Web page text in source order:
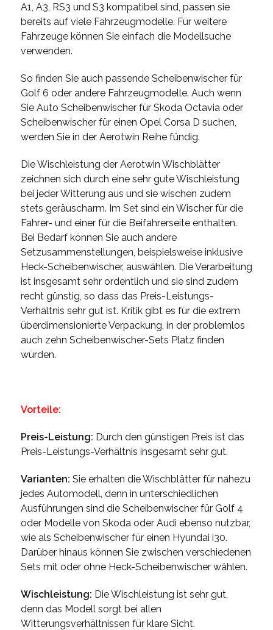
A1, A3, RS3 und S3 kompatibel sind, passen sie
bereits auf viele Fahrzeugmodelle. Für weitere
Fahrzeuge können Sie einfach die Modellsuche
verwenden.
So finden Sie auch passende Scheibenwischer für
Golf 6 oder andere Fahrzeugmodelle. Auch wenn
Sie Auto Scheibenwischer für Skoda Octavia oder
Scheibenwischer für einen Opel Corsa D suchen,
werden Sie in der Aerotwin Reihe fündig.
Die Wischleistung der Aerotwin Wischblätter
zeichnen sich durch eine sehr gute Wischleistung
bei jeder Witterung aus und sie wischen zudem
stets geräuscharm. Im Set sind ein Wischer für die
Fahrer- und einer für die Beifahrerseite enthalten.
Bei Bedarf können Sie auch andere
Setzusammenstellungen, beispielsweise inklusive
Heck-Scheibenwischer, auswählen. Die Verarbeitung
ist insgesamt sehr ordentlich und sie sind zudem
recht günstig, so dass das Preis-Leistungs-
Verhältnis sehr gut ist. Kritik gibt es für die extrem
überdimensionierte Verpackung, in der problemlos
auch zehn Scheibenwischer-Sets Platz finden
würden.
Vorteile:
Preis-Leistung: Durch den günstigen Preis ist das
Preis-Leistungs-Verhältnis insgesamt sehr gut.
Varianten: Sie erhalten die Wischblätter für nahezu
jedes Automodell, denn in unterschiedlichen
Ausführungen sind die Scheibenwischer für Golf 4
oder Modelle von Skoda oder Audi ebenso nutzbar,
wie als Scheibenwischer für einen Hyundai i30.
Darüber hinaus können Sie zwischen verschiedenen
Sets mit oder ohne Heck-Scheibenwischer wählen.
Wischleistung: Die Wischleistung ist sehr gut,
denn das Modell sorgt bei allen
Witterungsverhältnissen für klare Sicht.